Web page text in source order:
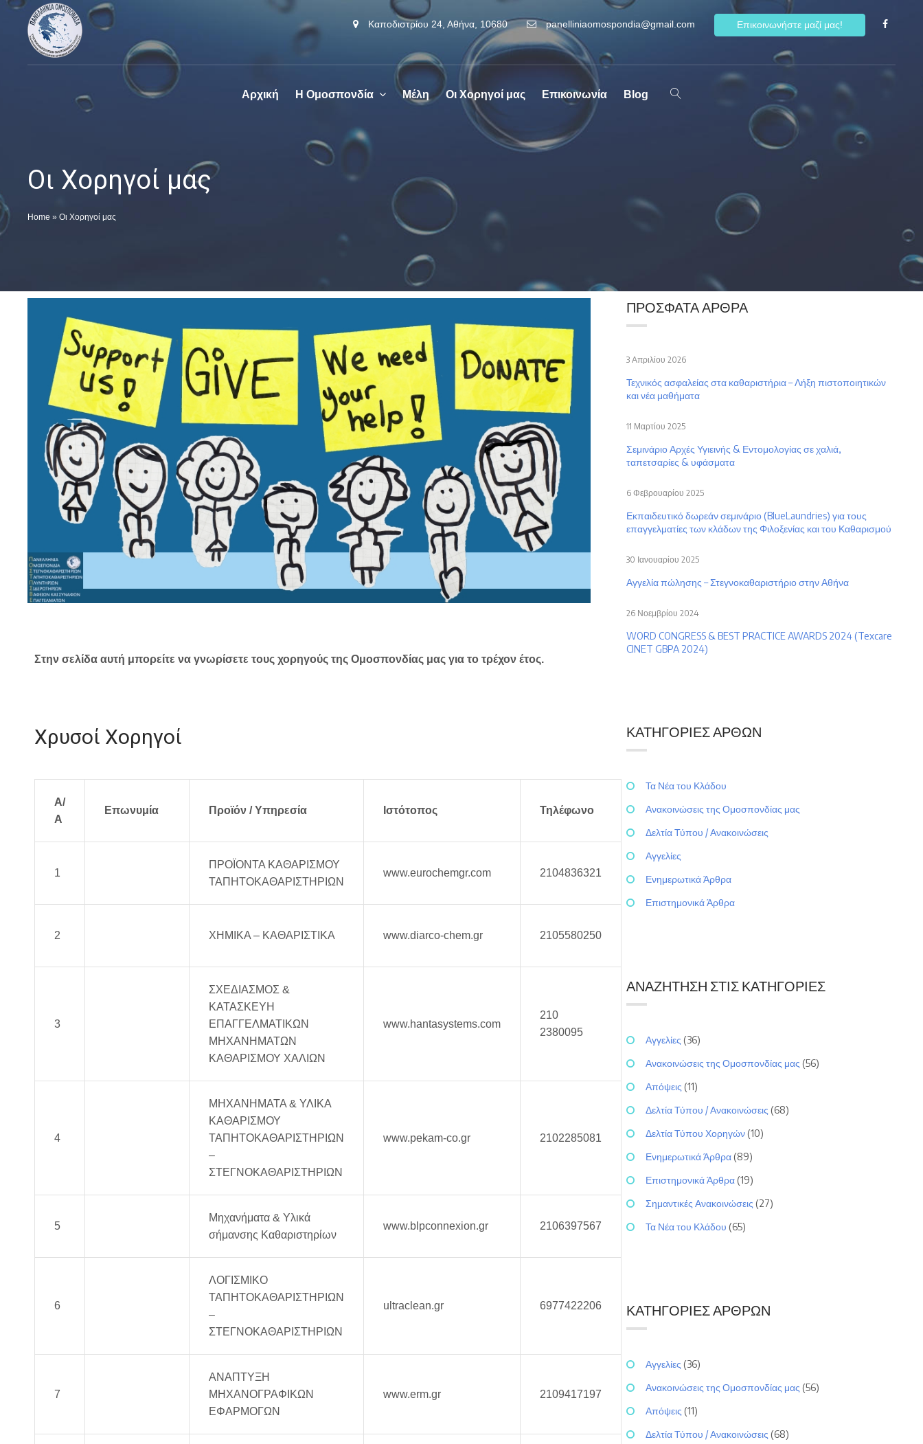
Πανελλήνια
Ομοσπονδία
Καθαριστηρίων
Ο επίσημος
ιστοχώρος της
Πανελλήνια
Ομοσπονδία
Καποδιστρίου 24, Αθήνα, 10680 panelliniaomospondia@gmail.com Επικοινωνήστε μαζί μας!
Αρχική Η Ομοσπονδία Μέλη Οι Χορηγοί μας Επικοινωνία Blog
Οι Χορηγοί μας
Home » Οι Χορηγοί μας
Στην σελίδα αυτή μπορείτε να γνωρίσετε τους χορηγούς της Ομοσπονδίας μας για το τρέχον έτος.
Χρυσοί Χορηγοί
Α/
Α
Επωνυμία Προϊόν / Υπηρεσία Ιστότοπος Τηλέφωνο
1
ΠΡΟΪΟΝΤΑ ΚΑΘΑΡΙΣΜΟΥ
ΤΑΠΗΤΟΚΑΘΑΡΙΣΤΗΡΙΩΝ
www.eurochemgr.com 2104836321
2 ΧΗΜΙΚΑ – ΚΑΘΑΡΙΣΤΙΚΑ www.diarco-chem.gr 2105580250
3
ΣΧΕΔΙΑΣΜΟΣ &
ΚΑΤΑΣΚΕΥΗ
ΕΠΑΓΓΕΛΜΑΤΙΚΩΝ
ΜΗΧΑΝΗΜΑΤΩΝ
ΚΑΘΑΡΙΣΜΟΥ ΧΑΛΙΩΝ
www.hantasystems.com
210
2380095
4
ΜΗΧΑΝΗΜΑΤΑ & ΥΛΙΚΑ
ΚΑΘΑΡΙΣΜΟΥ
ΤΑΠΗΤΟΚΑΘΑΡΙΣΤΗΡΙΩΝ
–
ΣΤΕΓΝΟΚΑΘΑΡΙΣΤΗΡΙΩΝ
www.pekam-co.gr 2102285081
5
Μηχανήματα & Υλικά
σήμανσης Καθαριστηρίων
www.blpconnexion.gr 2106397567
6
ΛΟΓΙΣΜΙΚΟ
ΤΑΠΗΤΟΚΑΘΑΡΙΣΤΗΡΙΩΝ
–
ΣΤΕΓΝΟΚΑΘΑΡΙΣΤΗΡΙΩΝ
ultraclean.gr 6977422206
7
ΑΝΑΠΤΥΞΗ
ΜΗΧΑΝΟΓΡΑΦΙΚΩΝ
ΕΦΑΡΜΟΓΩΝ
www.erm.gr 2109417197
ΠΡΌΣΦΑΤΑ ΆΡΘΡΑ
Τεχνικός ασφαλείας στα καθαριστήρια – Λήξη πιστοποιητικών
και νέα μαθήματα
3 Απριλίου 2026
Σεμινάριο Αρχές Υγιεινής & Εντομολογίας σε χαλιά,
ταπετσαρίες & υφάσματα
11 Μαρτίου 2025
Εκπαιδευτικό δωρεάν σεμινάριο (BlueLaundries) για τους
επαγγελματίες των κλάδων της Φιλοξενίας και του Καθαρισμού
6 Φεβρουαρίου 2025
Αγγελία πώλησης – Στεγνοκαθαριστήριο στην Αθήνα
30 Ιανουαρίου 2025
WORD CONGRESS & BEST PRACTICE AWARDS 2024 (Texcare
CINET GBPA 2024)
26 Νοεμβρίου 2024
ΚΑΤΗΓΟΡΊΕΣ ΆΡΘΩΝ
Τα Νέα του Κλάδου
Ανακοινώσεις της Ομοσπονδίας μας
Δελτία Τύπου / Ανακοινώσεις
Αγγελίες
Ενημερωτικά Άρθρα
Επιστημονικά Άρθρα
ΑΝΑΖΉΤΗΣΗ ΣΤΙΣ ΚΑΤΗΓΟΡΊΕΣ
Αγγελίες (36)
Ανακοινώσεις της Ομοσπονδίας μας (56)
Απόψεις (11)
Δελτία Τύπου / Ανακοινώσεις (68)
Δελτία Τύπου Χορηγών (10)
Ενημερωτικά Άρθρα (89)
Επιστημονικά Άρθρα (19)
Σημαντικές Ανακοινώσεις (27)
Τα Νέα του Κλάδου (65)
ΚΑΤΗΓΟΡΊΕΣ ΆΡΘΡΩΝ
Αγγελίες (36)
Ανακοινώσεις της Ομοσπονδίας μας (56)
Απόψεις (11)
Δελτία Τύπου / Ανακοινώσεις (68)